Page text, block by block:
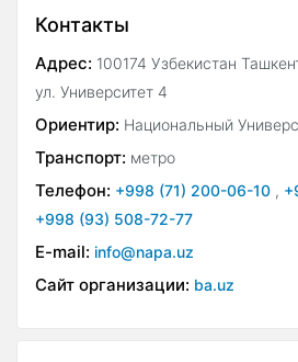
Контакты
Адрес: 100174 Узбекистан
ул. Университет 4
Ориентир: Национальный
Транспорт: метро
Телефон: +998 (71) 200-06-10 ,
+998 (93) 508-72-77
E-mail: info@napa.uz
Сайт организации: ba.uz